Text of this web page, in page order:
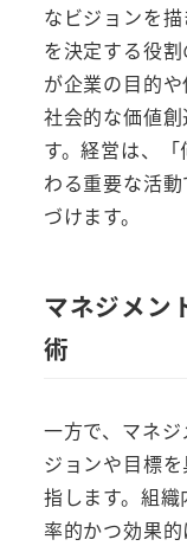
なビジョンを
を決定する役
が企業の目的
社会的な価値
す。経営は、
わる重要な活
づけます。
マネジメン
術
一方で、マネ
ジョンや目標
指します。組
率的かつ効果